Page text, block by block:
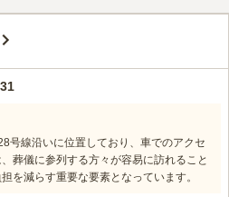
号線沿いに位置しており、車でのアクセ
葬儀に参列する方々が容易に訪れること
を減らす重要な要素となっています。